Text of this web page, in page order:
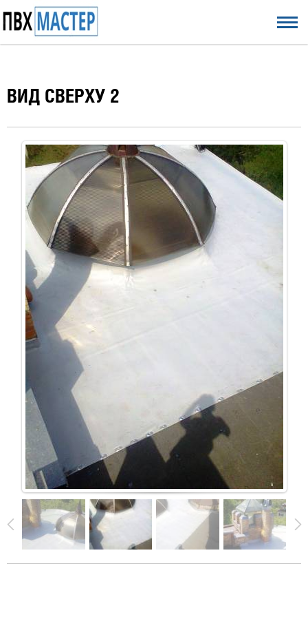
ВИД СВЕРХУ 2
В реальном размере 1125x1500/ 159.9Kb